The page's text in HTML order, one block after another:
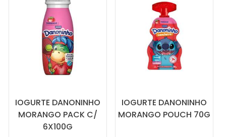
IOGURTE DANONINHO
MORANGO PACK C/
6X100G
IOGURTE DANONINHO
MORANGO POUCH 70G